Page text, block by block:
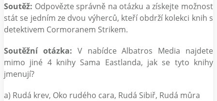
Soutěž: Odpovězte správně na otázku a získejte možnost
stát se jedním ze dvou výherců, kteří obdrží kolekci knih s
detektivem Cormoranem Strikem.
Soutěžní otázka: V nabídce Albatros Media najdete
mimo jiné 4 knihy Sama Eastlanda, jak se tyto knihy
jmenují?
a) Rudá krev, Oko rudého cara, Rudá Sibiř, Rudá můra